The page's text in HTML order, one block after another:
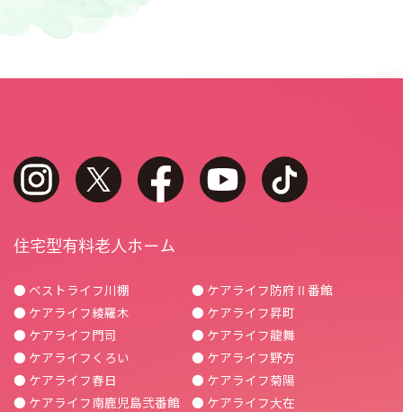
instagram twitter facebook youtube
住宅型有料老人ホーム
● ベストライフ川棚
● ケアライフ綾羅木
● ケアライフ門司
● ケアライフくろい
● ケアライフ春日
● ケアライフ南鹿児島弐番館
● ケアライフ防府Ⅱ番館
● ケアライフ昇町
● ケアライフ龍舞
● ケアライフ野方
● ケアライフ菊陽
● ケアライフ大在